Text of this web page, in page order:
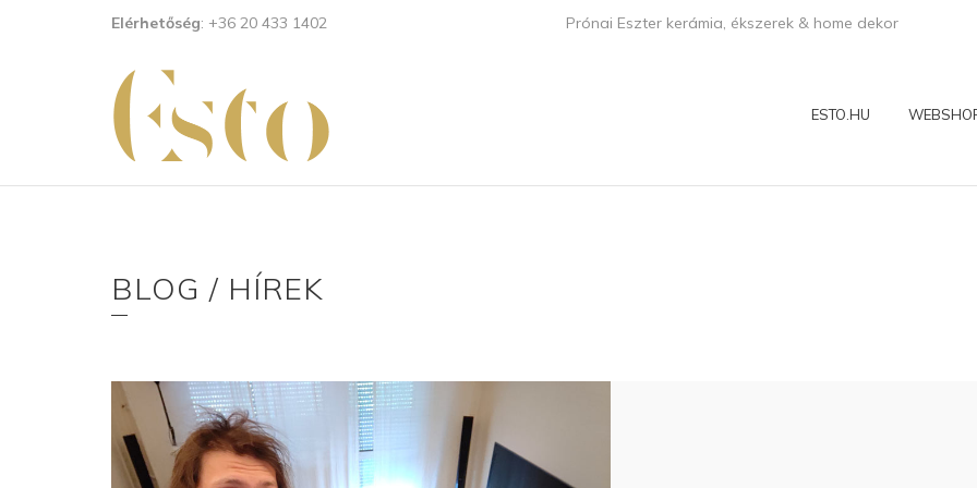
Elérhetőség: +36 20 433 1402 Prónai Eszter kerámia, ékszerek & home dekor
ESTO.HU
BLOG / HÍREK